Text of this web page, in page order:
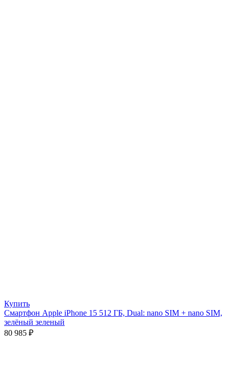
Купить
Смартфон Apple iPhone 15 512 ГБ, Dual: nano SIM + nano SIM,
зелёный зеленый
80 985 ₽